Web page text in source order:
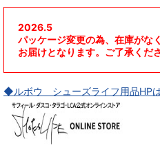
2026.5
パッケージ変更の為、在庫がな
お届けとなります。ご了承くださ
◆ルボウ シューズライフ用品HP